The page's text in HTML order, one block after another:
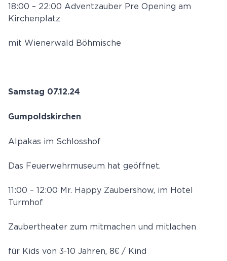
18:00 – 22:00 Adventzauber Pre Opening am
Kirchenplatz
mit Wienerwald Böhmische
Samstag 07.12.24
Gumpoldskirchen
Alpakas im Schlosshof
Das Feuerwehrmuseum hat geöffnet.
11:00 – 12:00 Mr. Happy Zaubershow, im Hotel
Turmhof
Zaubertheater zum mitmachen und mitlachen
für Kids von 3-10 Jahren, 8€ / Kind